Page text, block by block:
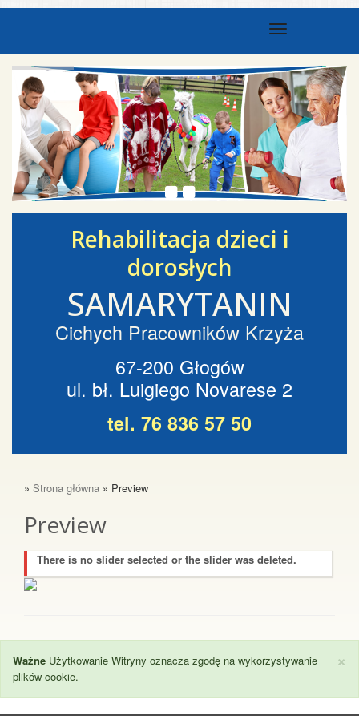
Toggle
Rehabilitacja dzieci i
dorosłych
SAMARYTANIN
Cichych Pracowników Krzyża
67-200 Głogów
ul. bł. Luigiego Novarese 2
tel. 76 836 57 50
» Strona główna » Preview
Preview
There is no slider selected or the slider was deleted.
×
Ważne Użytkowanie Witryny oznacza zgodę na wykorzystywanie
plików cookie.